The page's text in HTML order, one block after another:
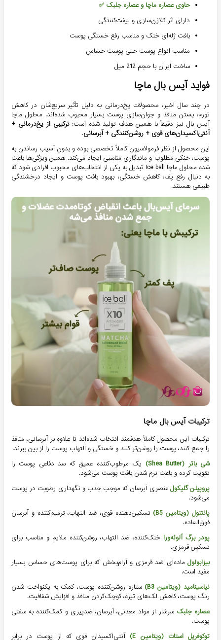
حاوی عصاره ماچا و عصاره جلبک ✅
دارای اثر کلاژن‌سازی و لیفت‌کنندگی
بافت ژله‌ای خنک و مناسب رفع خستگی پوست
مناسب انواع پوست حتی پوست حساس
ساخت ایران با حجم 212 میل
فواید آیس بال ماچا
در چند سال اخیر، محصولات یخ‌درمانی به دلیل تأثیر سریع‌شان در کاهش
تورم، بستن منافذ و جوان‌سازی پوست بسیار محبوب شده‌اند. محلول ماچا
آیس بال نیز دقیقاً با همین هدف تولید شده است:ترکیبی از یخ‌درمانی +
آنتی‌اکسیدان‌های قوی + روشن‌کنندگی + آبرسانی.
این محصول از نظر فرمولاسیون کاملاً تخصصی بوده و بدون آسیب رساندن به
پوست، خنکی مطلوب و ماندگاری مناسبی ایجاد می‌کند. همین ویژگی‌ها باعث
شده محلول ماچا Ice ball تبدیل به یکی از انتخاب‌های محبوب افرادی شود که
به دنبال رفع پف، کاهش خستگی، بهبود بافت پوست و ایجاد درخشندگی
طبیعی هستند.
ترکیبات آیس بال ماچا
ترکیبات این محصول کاملاً هدفمند انتخاب شده‌اند تا علاوه بر آبرسانی، منافذ
را جمع کنند، پوست را روشن‌تر کنند و خستگی و التهاب پوست را از بین ببرند.
شی باتر (Shea Butter)
یک مرطوب‌کننده عمیق که سد دفاعی پوست را
تقویت کرده و باعث نرم شدن بافت پوست می‌شود.
پروپیلن گلیکول عنصری آبرسان که موجب جذب و نگهداری رطوبت در پوست
می‌شود.
پانتنول (ویتامین B5)
تسکین‌دهنده قوی، ضد التهاب، ترمیم‌کننده و آبرسان
فوق‌العاده.
پودر برگ آلوئه‌ورا خنک‌کننده، ضد التهاب، روشن‌کننده ملایم و مناسب برای
تسکین قرمزی.
بیزابولول ماده‌ای ضد قرمزی و آرام‌بخش که برای پوست‌های حساس بسیار
مفید است.
نیاسینامید (ویتامین B3)
ستاره روشن‌کننده پوست، کمک به یکنواخت شدن
رنگ پوست، کاهش لک‌های تیره، کوچک‌کردن منافذ و افزایش شفافیت.
عصاره جلبک سرشار از مواد معدنی، آبرسان، ضدپیری و کمک‌کننده به سفتی
پوست.
توکوفریل استات (ویتامین E)
آنتی‌اکسیدان قوی که از پوست در برابر